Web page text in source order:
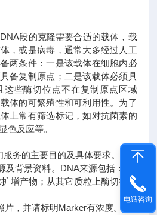
段的克隆需要合适的载体，载
，或是病毒，通常大多经过人工
两条件：一是该载体在细胞内必
备复制原点；二是该载体必须具
这些酶切位点不在复制原点区域
体的可繁殖性和可利用性。为了
上常有筛选标记，如对抗菌素的
色反应等。
务的主要目的及具体要求。
及背景资料。DNA来源包括：PC
增产物；从其它质粒上酶切得到
片，并请标明Marker有浓度。
电话咨询